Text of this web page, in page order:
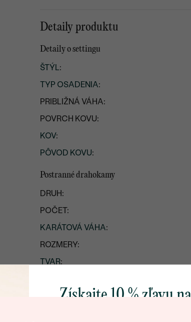
Detaily produktu
Detaily o settingu
ŠTÝL:
TYP OSADENIA:
PRIBLIŽNÁ VÁHA:
POVRCH KOVU:
KOV:
PÔVOD KOVU:
Postranné drahokamy
DRUH:
POČET:
KARÁTOVÁ VÁHA:
ROZMERY:
TVAR:
FARBA:
Získajte 10 % zľavu na